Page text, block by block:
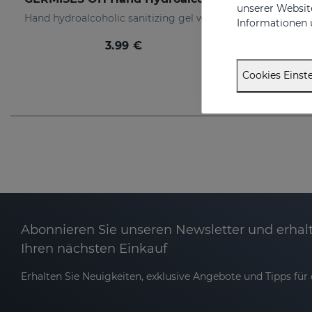
3.99 €
Abonnieren Sie unseren Newsletter und
Ihren nächsten Einkauf
Erhalten Sie Neuigkeiten, exklusive Angebote und Tipps für
unserer
Informationen
Cookies